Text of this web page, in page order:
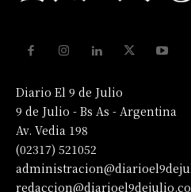
Diario El 9 de Julio
9 de Julio - Bs As - Argentina
Av. Vedia 198
(02317) 521052